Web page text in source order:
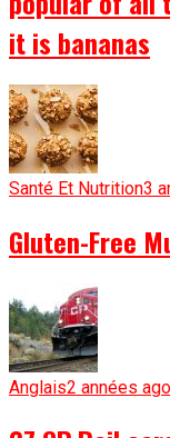
it is bananas
Santé Et Nutrition3
Gluten-Free
Anglais2 années ago